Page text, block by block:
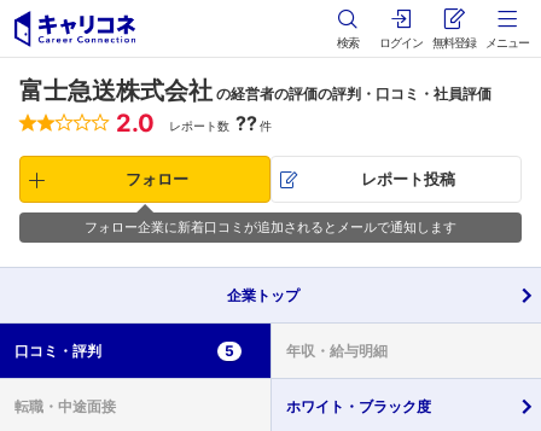
検索 ログイン 無料登録 メニュー
富士急送株式会社 の経営者の評価の評判・口コミ・社員評価
2.0 レポート数 ??件
フォロー レポート投稿
フォロー企業に新着口コミが追加されるとメールで通知します
企業 トップ
口コミ・ 評判 5 年収・ 給与明細
転職・ 中途面接 ホワイト・ ブラック度